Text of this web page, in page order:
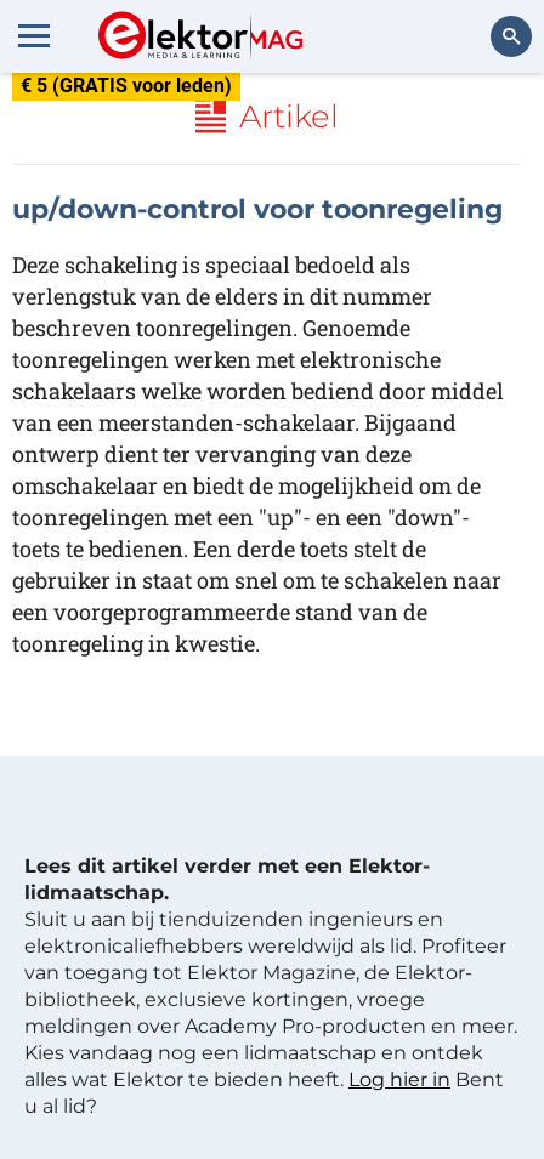
€ 5 (GRATIS voor leden)
Artikel
up/down-control voor toonregeling
Deze schakeling is speciaal bedoeld als
verlengstuk van de elders in dit nummer
beschreven toonregelingen. Genoemde
toonregelingen werken met elektronische
schakelaars welke worden bediend door middel
van een meerstanden-schakelaar. Bijgaand
ontwerp dient ter vervanging van deze
omschakelaar en biedt de mogelijkheid om de
toonregelingen met een "up"- en een "down"-
toets te bedienen. Een derde toets stelt de
gebruiker in staat om snel om te schakelen naar
een voorgeprogrammeerde stand van de
toonregeling in kwestie.
Lees dit artikel verder met een Elektor-
lidmaatschap.
Sluit u aan bij tienduizenden ingenieurs en
elektronicaliefhebbers wereldwijd als lid. Profiteer
van toegang tot Elektor Magazine, de Elektor-
bibliotheek, exclusieve kortingen, vroege
meldingen over Academy Pro-producten en meer.
Kies vandaag nog een lidmaatschap en ontdek
alles wat Elektor te bieden heeft. Log hier in Bent
u al lid?